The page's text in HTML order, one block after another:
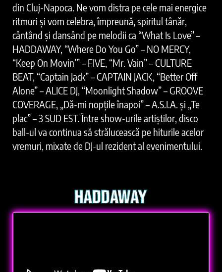
din Cluj-Napoca. Ne vom distra pe cele mai energice
ritmuri și vom celebra, împreună, spiritul tânăr,
cântând și dansând pe melodii ca “What Is Love” –
HADDAWAY, “Where Do You Go” – NO MERCY,
“Keep On Movin’” – FIVE, “Mr. Vain” – CULTURE
BEAT, “Captain Jack” – CAPTAIN JACK, “Better Off
Alone” – ALICE DJ, “Moonlight Shadow” – GROOVE
COVERAGE, „Dă-mi nopțile înapoi” – A.S.I.A. și „Te
plac” – 3 SUD EST. Între show-urile artiștilor, disco
ball-ul va continua să strălucească pe hiturile acelor
vremuri, mixate de DJ-ul rezident al evenimentului.